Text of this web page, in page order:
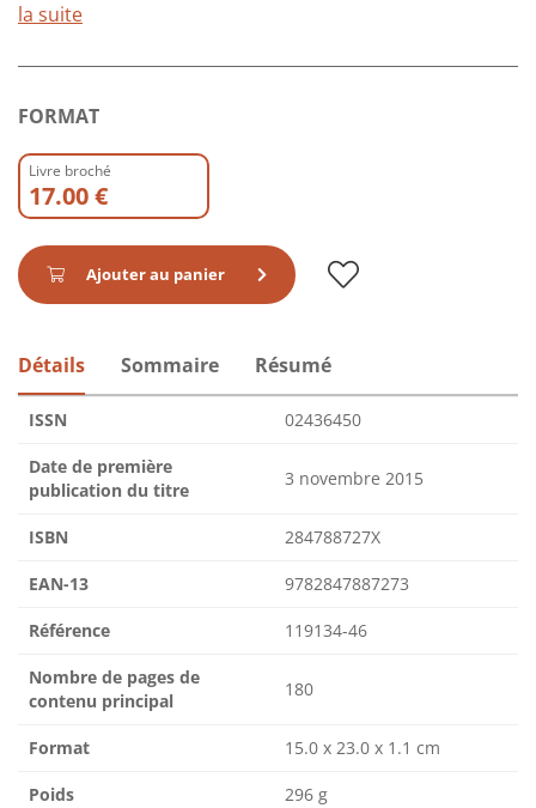
la suite
FORMAT
Livre broché
17.00 €
Ajouter au panier
Détails Sommaire Résumé
ISSN 02436450
Date de première
publication du titre
3 novembre 2015
ISBN 284788727X
EAN-13 9782847887273
Référence 119134-46
Nombre de pages de
contenu principal
180
Format 15.0 x 23.0 x 1.1 cm
Poids 296 g